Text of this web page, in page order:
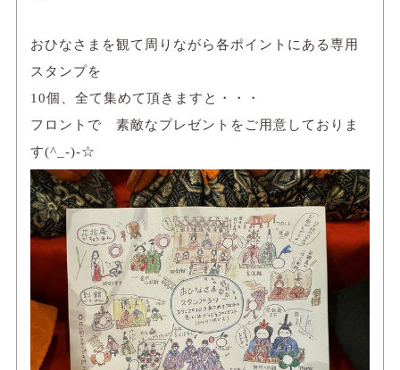
おひなさまを観て周りながら各ポイントにある専用
スタンプを
10個、全て集めて頂きますと・・・
フロントで 素敵なプレゼントをご用意しておりま
す(^_-)-☆